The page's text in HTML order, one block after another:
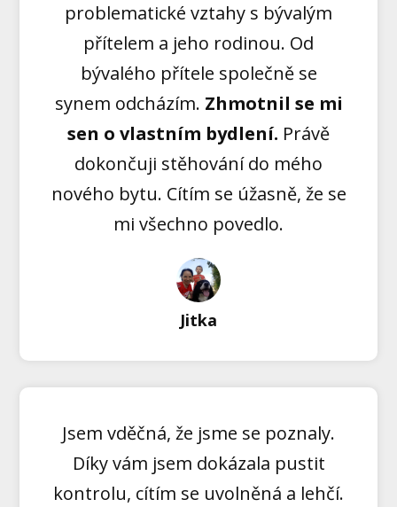
problematické vztahy s bývalým
přítelem a jeho rodinou. Od
bývalého přítele společně se
synem odcházím. Zhmotnil se mi
sen o vlastním bydlení. Právě
dokončuji stěhování do mého
nového bytu. Cítím se úžasně, že se
mi všechno povedlo.
Jitka
Jsem vděčná, že jsme se poznaly.
Díky vám jsem dokázala pustit
kontrolu, cítím se uvolněná a lehčí.